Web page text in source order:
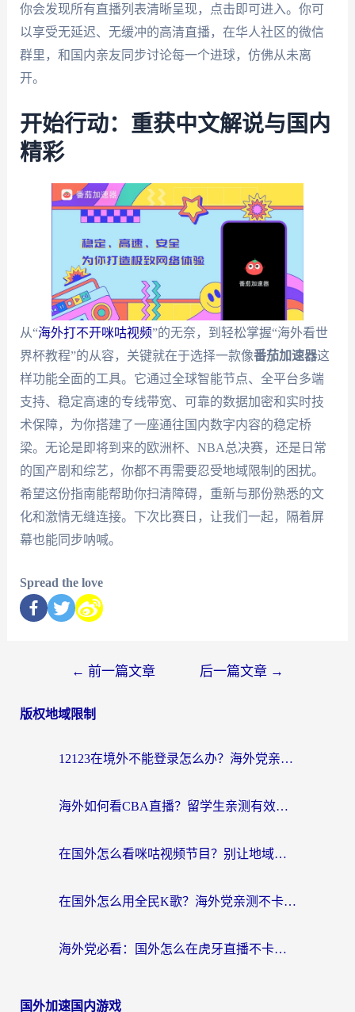
你会发现所有直播列表清晰呈现，点击即可进入。你可
以享受无延迟、无缓冲的高清直播，在华人社区的微信
群里，和国内亲友同步讨论每一个进球，仿佛从未离
开。
开始行动：重获中文解说与国内
精彩
从“海外打不开咪咕视频”的无奈，到轻松掌握“海外看世
界杯教程”的从容，关键就在于选择一款像番茄加速器这
样功能全面的工具。它通过全球智能节点、全平台多端
支持、稳定高速的专线带宽、可靠的数据加密和实时技
术保障，为你搭建了一座通往国内数字内容的稳定桥
梁。无论是即将到来的欧洲杯、NBA总决赛，还是日常
的国产剧和综艺，你都不再需要忍受地域限制的困扰。
希望这份指南能帮助你扫清障碍，重新与那份熟悉的文
化和激情无缝连接。下次比赛日，让我们一起，隔着屏
幕也能同步呐喊。
Spread the love
← 前一篇文章 后一篇文章 →
版权地域限制
12123在境外不能登录怎么办？海外党亲测有效的回国加速方案
海外如何看CBA直播？留学生亲测有效的体育赛事观看指南
在国外怎么看咪咕视频节目？别让地域限制挡住你的追剧自由
在国外怎么用全民K歌？海外党亲测不卡顿的回国加速秘籍
海外党必看：国外怎么在虎牙直播不卡顿？附腾讯视频网易云音乐解决方案
国外加速国内游戏